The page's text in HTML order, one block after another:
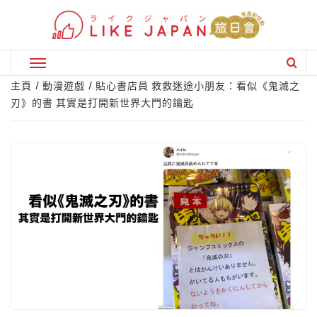
Primary
Menu
主頁 動漫遊戲
貼心書店員 救救迷途小朋友：看似《鬼滅之
刃》的書 其實是打開新世界大門的鑰匙